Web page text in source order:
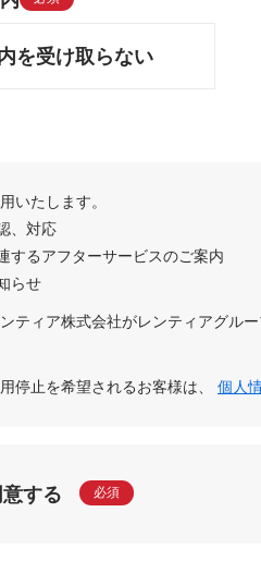
を受け取らない
いたします。
、対応
するアフターサービスのご案内
らせ
ティア株式会社がレンティアグル
停止を希望されるお客様は、 個人
する 必須